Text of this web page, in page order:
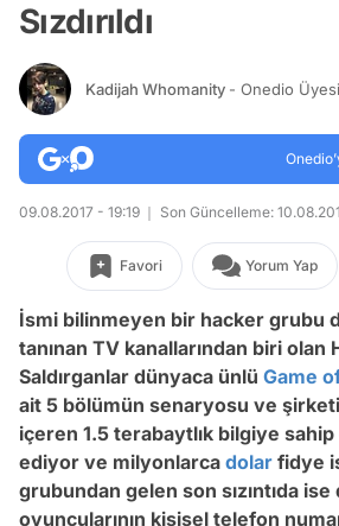
Sızdırıldı
Kadijah Whomanity - Onedio Üyesi
09.08.2017 - 19:19 Son Güncelleme:
Favori Yorum Yap
İsmi bilinmeyen bir hacker grubu
tanınan TV kanallarından biri olan
Saldırganlar dünyaca ünlü Game
ait 5 bölümün senaryosu ve
içeren 1.5 terabaytlık bilgiye sahip
ediyor ve milyonlarca dolar fidye
grubundan gelen son sızıntıda ise
oyuncularının kişisel telefon